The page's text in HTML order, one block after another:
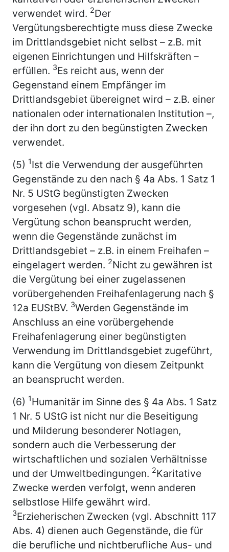
verwendet wird. 2Der
Vergütungsberechtigte muss diese Zwecke
im Drittlandsgebiet nicht selbst – z.B. mit
eigenen Einrichtungen und Hilfskräften –
erfüllen. 3Es reicht aus, wenn der
Gegenstand einem Empfänger im
Drittlandsgebiet übereignet wird – z.B. einer
nationalen oder internationalen Institution –,
der ihn dort zu den begünstigten Zwecken
verwendet.
(5) 1Ist die Verwendung der ausgeführten
Gegenstände zu den nach § 4a Abs. 1 Satz 1
Nr. 5 UStG begünstigten Zwecken
vorgesehen (vgl. Absatz 9), kann die
Vergütung schon beansprucht werden,
wenn die Gegenstände zunächst im
Drittlandsgebiet – z.B. in einem Freihafen –
eingelagert werden. 2Nicht zu gewähren ist
die Vergütung bei einer zugelassenen
vorübergehenden Freihafenlagerung nach §
12a EUStBV. 3Werden Gegenstände im
Anschluss an eine vorübergehende
Freihafenlagerung einer begünstigten
Verwendung im Drittlandsgebiet zugeführt,
kann die Vergütung von diesem Zeitpunkt
an beansprucht werden.
(6) 1Humanitär im Sinne des § 4a Abs. 1 Satz
1 Nr. 5 UStG ist nicht nur die Beseitigung
und Milderung besonderer Notlagen,
sondern auch die Verbesserung der
wirtschaftlichen und sozialen Verhältnisse
und der Umweltbedingungen. 2Karitative
Zwecke werden verfolgt, wenn anderen
selbstlose Hilfe gewährt wird.
3Erzieherischen Zwecken (vgl. Abschnitt 117
Abs. 4) dienen auch Gegenstände, die für
die berufliche und nichtberufliche Aus- und